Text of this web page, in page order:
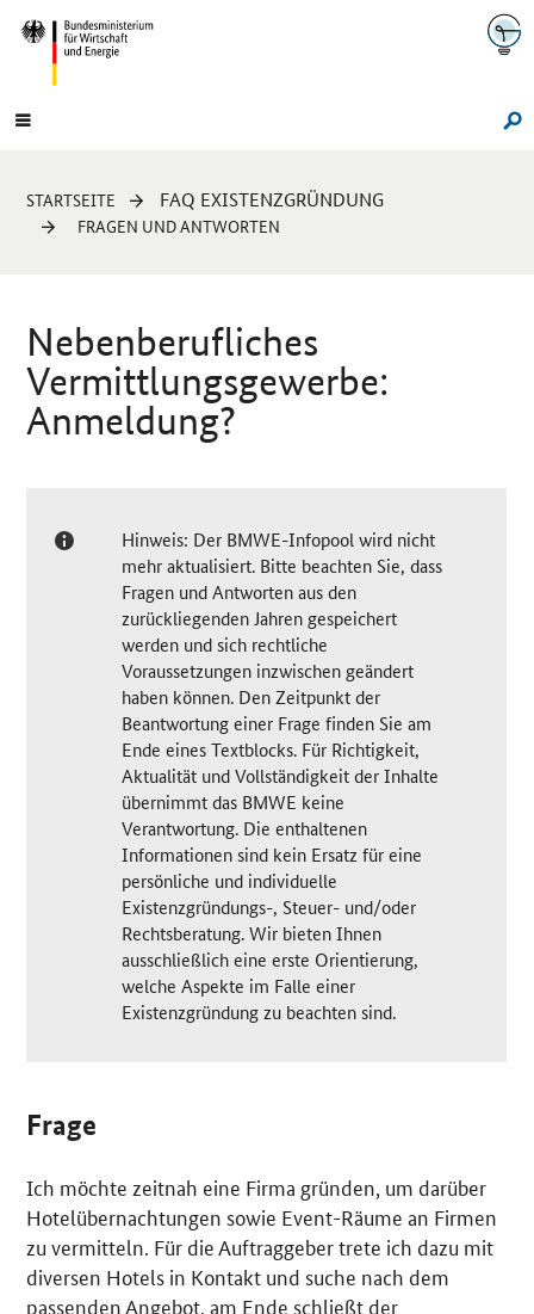
Navigation
Hauptmenü
Sie
sind
STARTSEITE FAQ EXISTENZGRÜNDUNG
FRAGEN UND ANTWORTEN
Nebenberufliches
Vermittlungsgewerbe:
Anmeldung?
Hinweis: Der BMWE-Infopool wird nicht
mehr aktualisiert. Bitte beachten Sie, dass
Fragen und Antworten aus den
zurückliegenden Jahren gespeichert
werden und sich rechtliche
Voraussetzungen inzwischen geändert
haben können. Den Zeitpunkt der
Beantwortung einer Frage finden Sie am
Ende eines Textblocks. Für Richtigkeit,
Aktualität und Vollständigkeit der Inhalte
übernimmt das BMWE keine
Verantwortung. Die enthaltenen
Informationen sind kein Ersatz für eine
persönliche und individuelle
Existenzgründungs-, Steuer- und/oder
Rechtsberatung. Wir bieten Ihnen
ausschließlich eine erste Orientierung,
welche Aspekte im Falle einer
Existenzgründung zu beachten sind.
Frage
Ich möchte zeitnah eine Firma gründen, um darüber
Hotelübernachtungen sowie Event-Räume an Firmen
zu vermitteln. Für die Auftraggeber trete ich dazu mit
diversen Hotels in Kontakt und suche nach dem
passenden Angebot, am Ende schließt der